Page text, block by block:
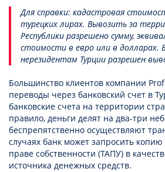
Для справки: кадастровая
турецких лирах. Вывозить за
Республики разрешено сумму,
стоимости в евро или в долларах.
нерезидентам Турции разрешен
Большинство клиентов компании
переводы через банковский счет в
банковские счета на территории
правило, деньги делят на два-три
беспрепятственно осуществляют
случаях банк может запросить копию
праве собственности (ТАПУ) в
источника денежных средств.